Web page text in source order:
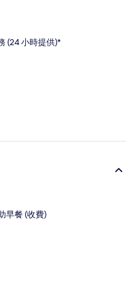
(24 小時提供)*
早餐 (收費)